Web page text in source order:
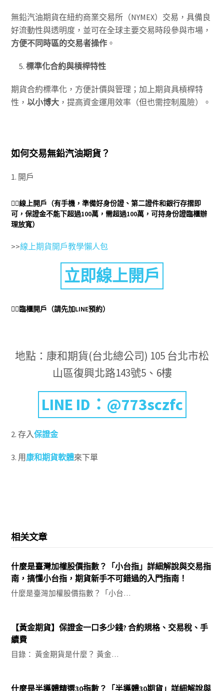
無鉛汽油期貨在紐約商業交易所（NYMEX）交易，具備良
好流動性與透明度，並可在全球主要交易時段參與市場，
方便不同時區的交易者操作 。
標準化合約與槓桿特性
期貨合約標準化，方便計價與管理；加上期貨具槓桿特
性，以小博大 ，提高資金運用效率（但也需控制風險）。
如何交易無鉛汽油期貨？
1. 開戶
👉🏻線上開戶 （有手機，準備好身份證、第二證件和銀行存摺即
可，保證金不能下超過100萬，需超過100萬，可持身份證臨櫃辦
理放寬）
>>線上期貨開戶教學懶人包
立即線上開戶
👉🏻臨櫃開戶（請先加LINE預約）
地點：康和期貨(台北總公司) 105 台北市松
山區復興北路143號5、6樓
LINE ID：@773sczfc
2. 存入保證金
3. 用 康和期貨軟體來下單
相关文章
什麼是臺灣加權股價指數？「小台指」詳細解說與交易指
南，搞懂小台指，期貨新手不可錯過的入門指南！
什麼是臺灣加權股價指數？「小台…
【黃金期貨】保證金一口多少錢? 合約規格、交易稅、手
續費
目錄： 黃金期貨是什麼？ 黃金…
什麼是半導體精選30指數？「半導體30期貨」詳細解說與